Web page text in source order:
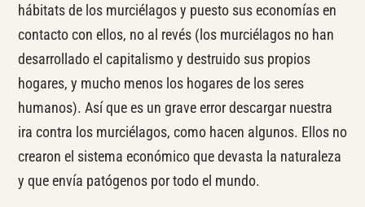
hábitats de los murciélagos y puesto sus economías en
contacto con ellos, no al revés (los murciélagos no han
desarrollado el capitalismo y destruido sus propios
hogares, y mucho menos los hogares de los seres
humanos). Así que es un grave error descargar nuestra
ira contra los murciélagos, como hacen algunos. Ellos no
crearon el sistema económico que devasta la naturaleza
y que envía patógenos por todo el mundo.